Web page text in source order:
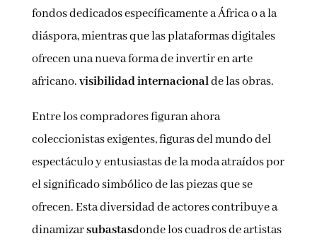
fondos dedicados específicamente a África o a la
diáspora, mientras que las plataformas digitales
ofrecen una nueva forma de invertir en arte
africano.visibilidad internacionalde las obras.
Entre los compradores figuran ahora
coleccionistas exigentes, figuras del mundo del
espectáculo y entusiastas de la moda atraídos por
el significado simbólico de las piezas que se
ofrecen. Esta diversidad de actores contribuye a
dinamizarsubastasdonde los cuadros de artistas